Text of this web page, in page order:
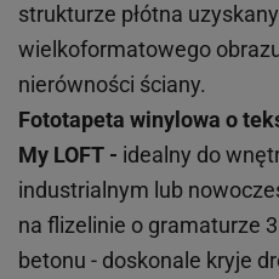
strukturze płótna
wielkoformatowego
nierówności ściany.
Fototapeta winylowa o
My LOFT - idealny do
industrialnym lub
na flizelinie o gramaturze
betonu - doskonale kryje